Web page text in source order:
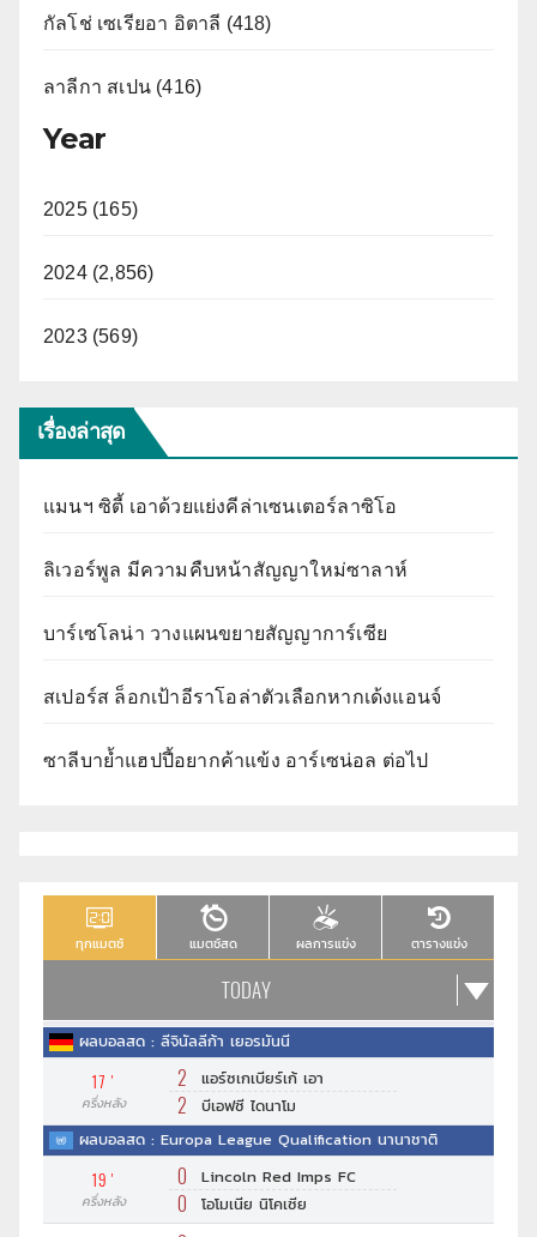
กัลโช่ เซเรียอา อิตาลี (418)
ลาลีกา สเปน (416)
Year
2025 (165)
2024 (2,856)
2023 (569)
เรื่องล่าสุด
แมนฯ ซิตี้ เอาด้วยแย่งคีล่าเซนเตอร์ลาซิโอ
ลิเวอร์พูล มีความคืบหน้าสัญญาใหม่ซาลาห์
บาร์เซโลน่า วางแผนขยายสัญญาการ์เซีย
สเปอร์ส ล็อกเป้าอีราโอล่าตัวเลือกหากเด้งแอนจ์
ซาลีบาย้ำแฮปปี้อยากค้าแข้ง อาร์เซน่อล ต่อไป